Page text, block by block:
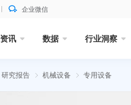
企业微信
资讯 数据 行业洞察
研究报告 机械设备 专用设备